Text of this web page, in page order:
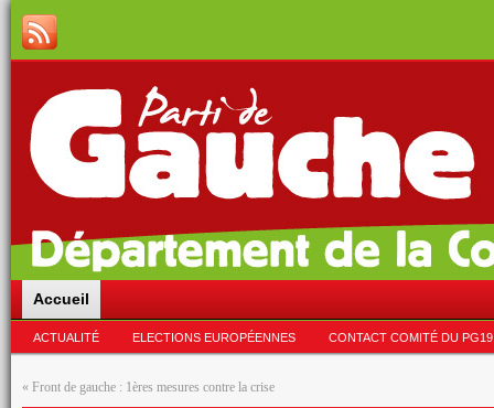
Accueil
ACTUALITÉ ELECTIONS EUROPÉENNES CONTACT COMITÉ DU PG19
« Front de gauche : 1ères mesures contre la crise